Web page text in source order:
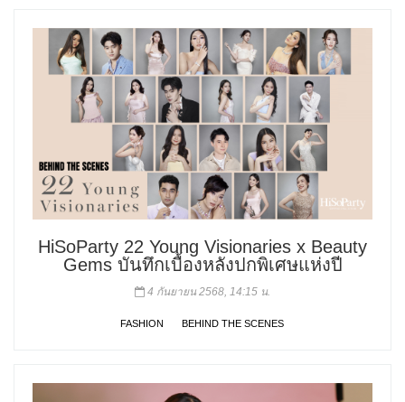
HiSoParty 22 Young Visionaries x Beauty
Gems บันทึกเบื้องหลังปกพิเศษแห่งปี
4 กันยายน 2568, 14:15 น.
FASHION BEHIND THE SCENES